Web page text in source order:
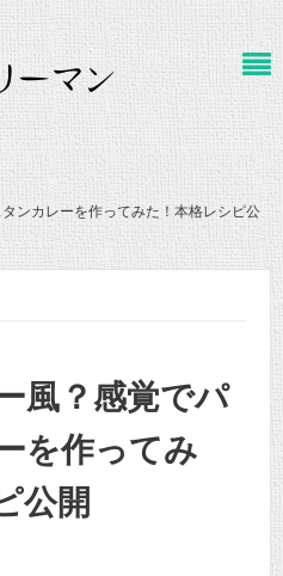
ンカレーを作ってみた！本格レシピ公
風？感覚でパ
を作ってみ
公開